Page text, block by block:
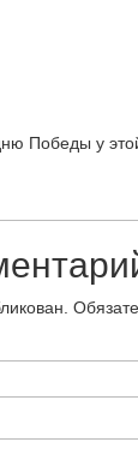
Победы у